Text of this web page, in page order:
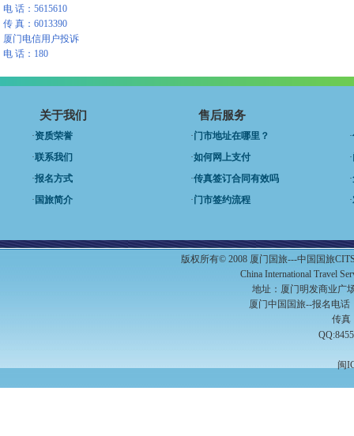
电 话：5615610
传 真：6013390
厦门电信用户投诉
电 话：180
关于我们
·资质荣誉
·联系我们
·报名方式
· 国旅简介
售后服务
·门市地址在哪里？
·如何网上支付
·传真签订合同有效吗
·门市签约流程
·
·
·
·
版权所有© 2008 厦门国旅---中国国旅
China International Travel
地址：厦门明发商业广
厦门中国国旅--报名电
传真
闽